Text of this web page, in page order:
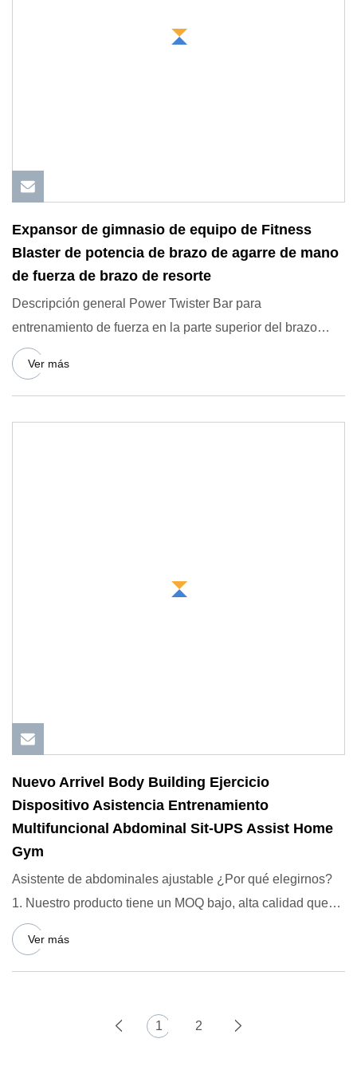
Expansor de gimnasio de equipo de Fitness
Blaster de potencia de brazo de agarre de mano
de fuerza de brazo de resorte
Descripción general Power Twister Bar para
entrenamiento de fuerza en la parte superior del brazo
Descripción del produc
Ver más
Nuevo Arrivel Body Building Ejercicio
Dispositivo Asistencia Entrenamiento
Multifuncional Abdominal Sit-UPS Assist Home
Gym
Asistente de abdominales ajustable ¿Por qué elegirnos?
1. Nuestro producto tiene un MOQ bajo, alta calidad que
cumple c
Ver más
1 2